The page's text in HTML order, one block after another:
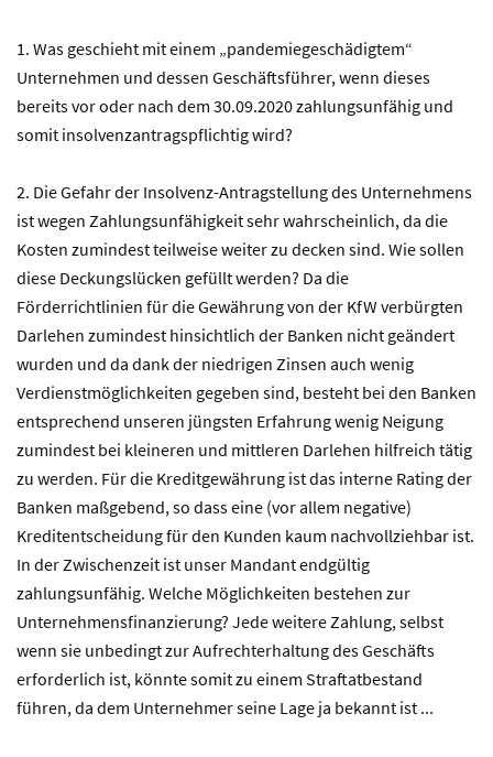
1. Was geschieht mit einem „pandemiegeschädigtem“
Unternehmen und dessen Geschäftsführer, wenn dieses
bereits vor oder nach dem 30.09.2020 zahlungsunfähig und
somit insolvenzantragspflichtig wird?
2. Die Gefahr der Insolvenz-Antragstellung des Unternehmens
ist wegen Zahlungsunfähigkeit sehr wahrscheinlich, da die
Kosten zumindest teilweise weiter zu decken sind. Wie sollen
diese Deckungslücken gefüllt werden? Da die
Förderrichtlinien für die Gewährung von der KfW verbürgten
Darlehen zumindest hinsichtlich der Banken nicht geändert
wurden und da dank der niedrigen Zinsen auch wenig
Verdienstmöglichkeiten gegeben sind, besteht bei den Banken
entsprechend unseren jüngsten Erfahrung wenig Neigung
zumindest bei kleineren und mittleren Darlehen hilfreich tätig
zu werden. Für die Kreditgewährung ist das interne Rating der
Banken maßgebend, so dass eine (vor allem negative)
Kreditentscheidung für den Kunden kaum nachvollziehbar ist.
In der Zwischenzeit ist unser Mandant endgültig
zahlungsunfähig. Welche Möglichkeiten bestehen zur
Unternehmensfinanzierung? Jede weitere Zahlung, selbst
wenn sie unbedingt zur Aufrechterhaltung des Geschäfts
erforderlich ist, könnte somit zu einem Straftatbestand
führen, da dem Unternehmer seine Lage ja bekannt ist ...